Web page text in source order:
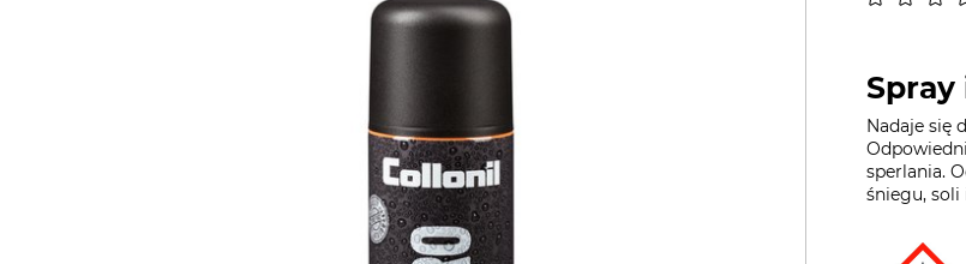
Nadaje się
sperlania.
śniegu, soli